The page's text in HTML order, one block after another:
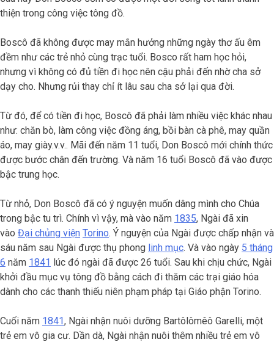
thiện trong công việc tông đồ.
Boscô đã không được may mắn hưởng những ngày thơ ấu êm
đềm như các trẻ nhỏ cùng trạc tuổi. Bosco rất ham học hỏi,
nhưng vì không có đủ tiền đi học nên cậu phải đến nhờ cha sở
dạy cho. Nhưng rủi thay chỉ ít lâu sau cha sở lại qua đời.
Từ đó, để có tiền đi học, Boscô đã phải làm nhiều việc khác nhau
như: chăn bò, làm công việc đồng áng, bồi bàn cà phê, may quần
áo, may giày.v.v.. Mãi đến năm 11 tuổi, Don Boscô mới chính thức
được bước chân đến trường. Và năm 16 tuổi Boscô đã vào được
bậc trung học.
Từ nhỏ, Don Boscô đã có ý nguyện muốn dâng mình cho Chúa
trong bậc tu trì. Chính vì vậy, mà vào năm 1835, Ngài đã xin
vào Đại chủng viện Torino. Ý nguyện của Ngài được chấp nhận và
sáu năm sau Ngài được thụ phong linh mục. Và vào ngày 5 tháng
6 năm 1841 lúc đó ngài đã được 26 tuổi. Sau khi chịu chức, Ngài
khởi đầu mục vụ tông đồ bằng cách đi thăm các trại giáo hóa
dành cho các thanh thiếu niên phạm pháp tại Giáo phận Torino.
Cuối năm 1841, Ngài nhận nuôi dưỡng Bartôlômêô Garelli, một
trẻ em vô gia cư. Dần dà, Ngài nhận nuôi thêm nhiều trẻ em vô